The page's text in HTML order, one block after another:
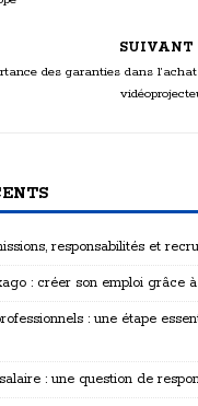
SUIVANT
des garanties dans
responsabilités et
: créer son emploi grâce à
: une étape
: une question de